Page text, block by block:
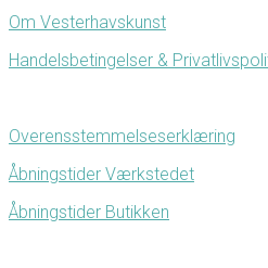
Om Vesterhavskunst
Handelsbetingelser &
Overensstemmelseserklæring
Åbningstider Værkstedet
Åbningstider Butikken